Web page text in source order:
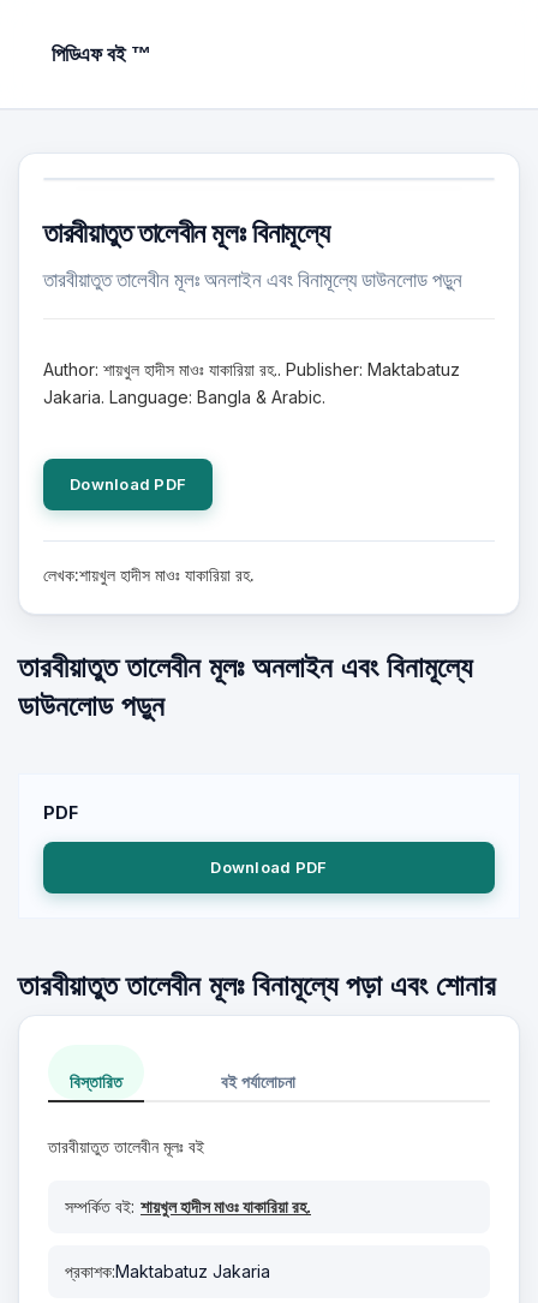
পিডিএফ বই ™
তারবীয়াতুত তালেবীন মূলঃ বিনামূল্যে
তারবীয়াতুত তালেবীন মূলঃ অনলাইন এবং বিনামূল্যে ডাউনলোড পড়ুন
Author: শায়খুল হাদীস মাওঃ যাকারিয়া রহ.. Publisher: Maktabatuz
Jakaria. Language: Bangla & Arabic.
Download PDF
লেখক:শায়খুল হাদীস মাওঃ যাকারিয়া রহ.
তারবীয়াতুত তালেবীন মূলঃ অনলাইন এবং বিনামূল্যে
ডাউনলোড পড়ুন
PDF
Download PDF
তারবীয়াতুত তালেবীন মূলঃ বিনামূল্যে পড়া এবং শোনার
বিস্তারিত বই পর্যালোচনা
তারবীয়াতুত তালেবীন মূলঃ বই
সম্পর্কিত বই: শায়খুল হাদীস মাওঃ যাকারিয়া রহ.
প্রকাশক:Maktabatuz Jakaria